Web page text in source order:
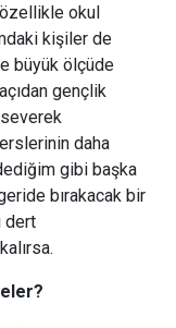
okul
kişiler de
büyük ölçüde
gençlik
daha
gibi başka
bırakacak bir
dert